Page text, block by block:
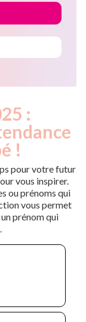
:
!
pour votre futur
vous inspirer.
ou prénoms qui
vous permet
prénom qui